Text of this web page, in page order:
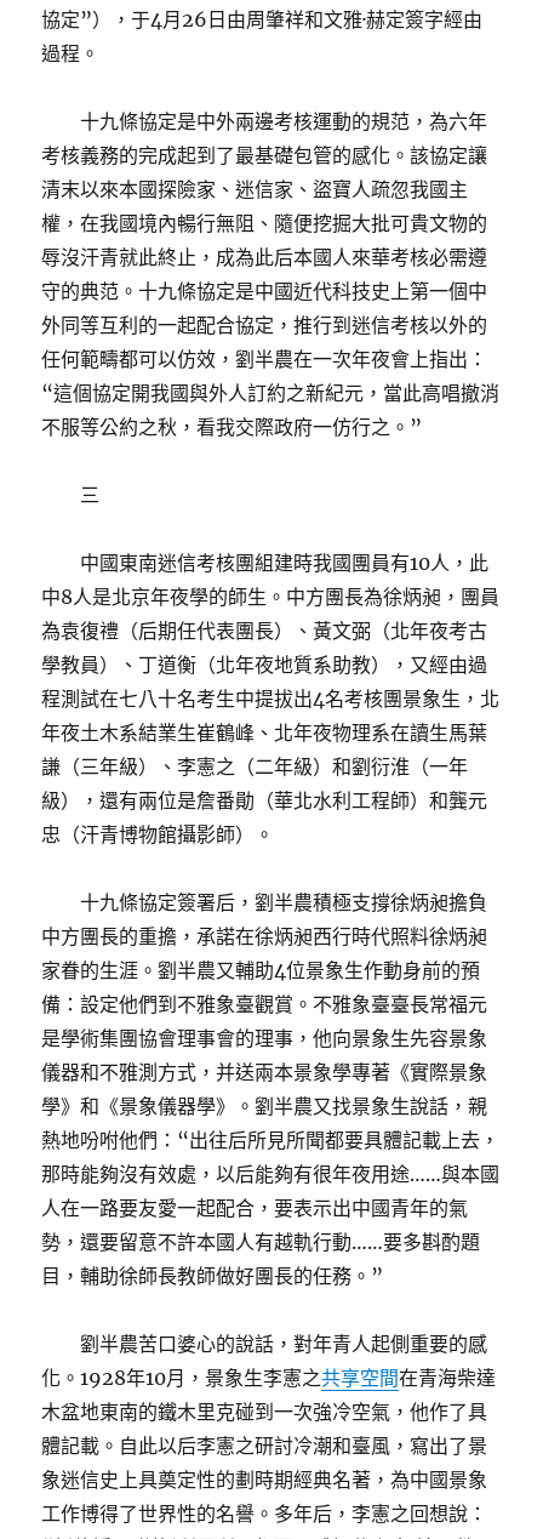
協定”），于4月26日由周肇祥和文雅·赫定簽字經由
過程。
十九條協定是中外兩邊考核運動的規范，為六年
考核義務的完成起到了最基礎包管的感化。該協定讓
清末以來本國探險家、迷信家、盜寶人疏忽我國主
權，在我國境內暢行無阻、隨便挖掘大批可貴文物的
辱沒汗青就此終止，成為此后本國人來華考核必需遵
守的典范。十九條協定是中國近代科技史上第一個中
外同等互利的一起配合協定，推行到迷信考核以外的
任何範疇都可以仿效，劉半農在一次年夜會上指出：
“這個協定開我國與外人訂約之新紀元，當此高唱撤消
不服等公約之秋，看我交際政府一仿行之。”
三
中國東南迷信考核團組建時我國團員有10人，此
中8人是北京年夜學的師生。中方團長為徐炳昶，團員
為袁復禮（后期任代表團長）、黃文弼（北年夜考古
學教員）、丁道衡（北年夜地質系助教），又經由過
程測試在七八十名考生中提拔出4名考核團景象生，北
年夜土木系結業生崔鶴峰、北年夜物理系在讀生馬葉
謙（三年級）、李憲之（二年級）和劉衍淮（一年
級），還有兩位是詹番勛（華北水利工程師）和龔元
忠（汗青博物館攝影師）。
十九條協定簽署后，劉半農積極支撐徐炳昶擔負
中方團長的重擔，承諾在徐炳昶西行時代照料徐炳昶
家眷的生涯。劉半農又輔助4位景象生作動身前的預
備：設定他們到不雅象臺觀賞。不雅象臺臺長常福元
是學術集團協會理事會的理事，他向景象生先容景象
儀器和不雅測方式，并送兩本景象學專著《實際景象
學》和《景象儀器學》。劉半農又找景象生說話，親
熱地吩咐他們：“出往后所見所聞都要具體記載上去，
那時能夠沒有效處，以后能夠有很年夜用途……與本國
人在一路要友愛一起配合，要表示出中國青年的氣
勢，還要留意不許本國人有越軌行動……要多斟酌題
目，輔助徐師長教師做好團長的任務。”
劉半農苦口婆心的說話，對年青人起側重要的感
化。1928年10月，景象生李憲之共享空間在青海柴達
木盆地東南的鐵木里克碰到一次強冷空氣，他作了具
體記載。自此以后李憲之研討冷潮和臺風，寫出了景
象迷信史上具奠定性的劃時期經典名著，為中國景象
工作博得了世界性的名譽。多年后，李憲之回想說：